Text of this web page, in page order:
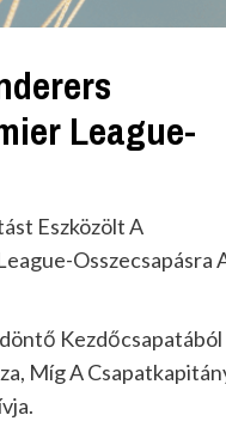
League-
Eszközölt A
Osszecsapásra
Kezdőcsapatából
Míg A